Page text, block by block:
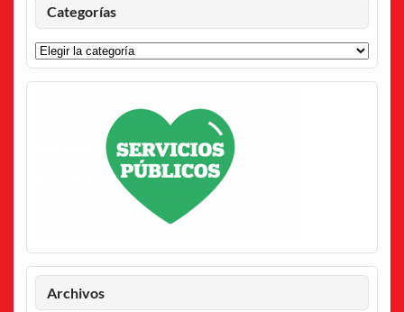
Categorías
Categorías
Archivos